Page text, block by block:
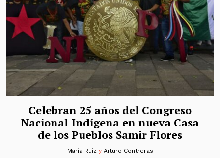
Celebran 25 años del Congreso
Nacional Indígena en nueva Casa
de los Pueblos Samir Flores
María Ruiz y Arturo Contreras